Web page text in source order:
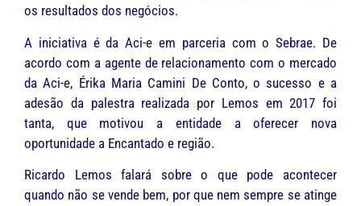
os resultados dos negócios.
A iniciativa é da Aci-e em parceria com o Sebrae. De
acordo com a agente de relacionamento com o mercado
da Aci-e, Érika Maria Camini De Conto, o sucesso e a
adesão da palestra realizada por Lemos em 2017 foi
tanta, que motivou a entidade a oferecer nova
oportunidade a Encantado e região.
Ricardo Lemos falará sobre o que pode acontecer
quando não se vende bem, por que nem sempre se atinge